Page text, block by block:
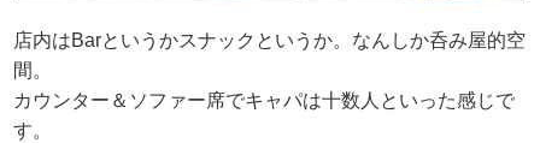
店内はBarというかスナックというか。なんしか呑み屋的空
間。
カウンター＆ソファー席でキャパは十数人といった感じで
す。